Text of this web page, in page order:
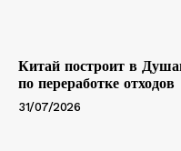
Китай построит в
по переработке отходов
31/07/2026